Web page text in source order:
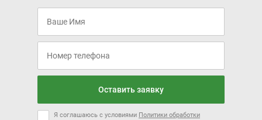
Оставить заявку
Я соглашаюсь с условиями Политики обработки